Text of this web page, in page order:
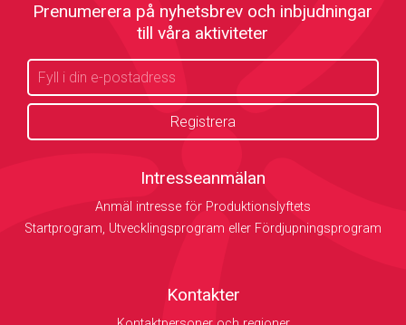
Prenumerera på nyhetsbrev och inbjudningar
till våra aktiviteter
Intresseanmälan
Anmäl intresse för Produktionslyftets
Startprogram, Utvecklingsprogram eller Fördjupningsprogram
Kontakter